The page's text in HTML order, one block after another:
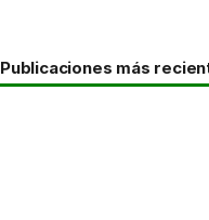
Publicaciones más